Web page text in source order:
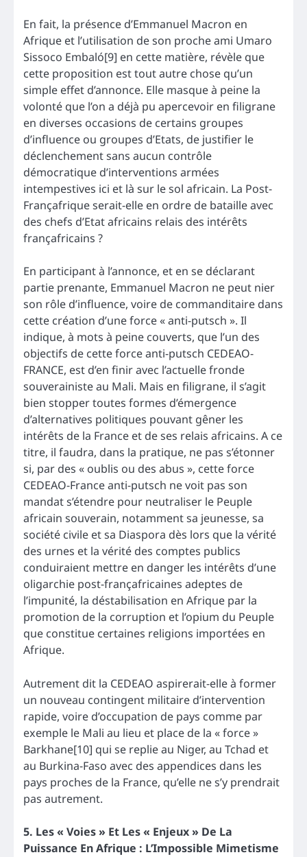
En fait, la présence d’Emmanuel Macron en
Afrique et l’utilisation de son proche ami Umaro
Sissoco Embaló[9] en cette matière, révèle que
cette proposition est tout autre chose qu’un
simple effet d’annonce. Elle masque à peine la
volonté que l’on a déjà pu apercevoir en filigrane
en diverses occasions de certains groupes
d’influence ou groupes d’Etats, de justifier le
déclenchement sans aucun contrôle
démocratique d’interventions armées
intempestives ici et là sur le sol africain. La Post-
Françafrique serait-elle en ordre de bataille avec
des chefs d’Etat africains relais des intérêts
françafricains ?
En participant à l’annonce, et en se déclarant
partie prenante, Emmanuel Macron ne peut nier
son rôle d’influence, voire de commanditaire dans
cette création d’une force « anti-putsch ». Il
indique, à mots à peine couverts, que l’un des
objectifs de cette force anti-putsch CEDEAO-
FRANCE, est d’en finir avec l’actuelle fronde
souverainiste au Mali. Mais en filigrane, il s’agit
bien stopper toutes formes d’émergence
d’alternatives politiques pouvant gêner les
intérêts de la France et de ses relais africains. A ce
titre, il faudra, dans la pratique, ne pas s’étonner
si, par des « oublis ou des abus », cette force
CEDEAO-France anti-putsch ne voit pas son
mandat s’étendre pour neutraliser le Peuple
africain souverain, notamment sa jeunesse, sa
société civile et sa Diaspora dès lors que la vérité
des urnes et la vérité des comptes publics
conduiraient mettre en danger les intérêts d’une
oligarchie post-françafricaines adeptes de
l’impunité, la déstabilisation en Afrique par la
promotion de la corruption et l’opium du Peuple
que constitue certaines religions importées en
Afrique.
Autrement dit la CEDEAO aspirerait-elle à former
un nouveau contingent militaire d’intervention
rapide, voire d’occupation de pays comme par
exemple le Mali au lieu et place de la « force »
Barkhane[10] qui se replie au Niger, au Tchad et
au Burkina-Faso avec des appendices dans les
pays proches de la France, qu’elle ne s’y prendrait
pas autrement.
5. Les « Voies » Et Les « Enjeux » De La
Puissance En Afrique : L’Impossible Mimetisme